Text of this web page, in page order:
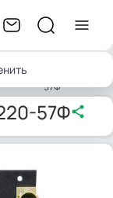
Мини
57Ф
57Ф